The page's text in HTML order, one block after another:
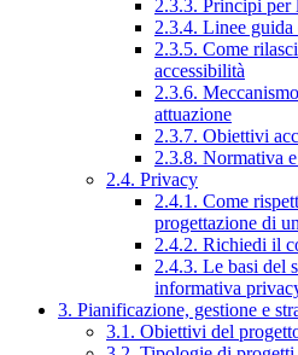
2.3.3. Principi per
2.3.4. Linee guida
2.3.5. Come
accessibilità
2.3.6.
attuazione
2.3.7. Obiettivi
2.3.8. Normativa
2.4. Privacy
2.4.1. Come
progettazione di
2.4.2. Richiedi il
2.4.3. Le basi del
informativa
3. Pianificazione, gestione e
3.1. Obiettivi del